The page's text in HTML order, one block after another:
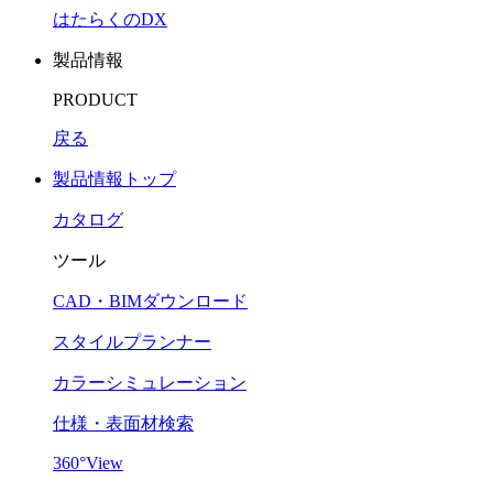
はたらくのDX
製品情報
PRODUCT
戻る
製品情報トップ
カタログ
ツール
CAD・BIMダウンロード
スタイルプランナー
カラーシミュレーション
仕様・表面材検索
360°View